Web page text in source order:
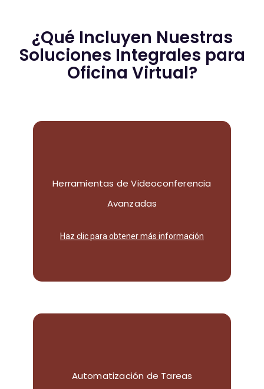
¿Qué Incluyen Nuestras
Soluciones Integrales para
Oficina Virtual?
Herramientas de Videoconferencia
Avanzadas
Haz clic para obtener más información
soluciones de videoconferencia de
alta calidad.
Automatización de Tareas